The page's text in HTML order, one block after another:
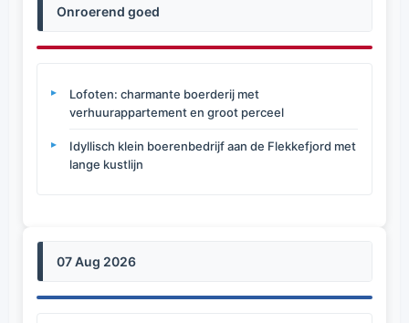
Onroerend goed
Lofoten: charmante boerderij met
verhuurappartement en groot perceel
Idyllisch klein boerenbedrijf aan de Flekkefjord met
lange kustlijn
07 Aug 2026